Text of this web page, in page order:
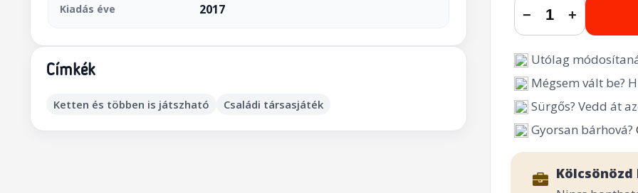
Kiadás éve 2017
Címkék
Ketten és többen is játszható Családi társasjáték
− +
Utólag
Mégsem vált be?
Sürgős? Vedd át
Gyorsan bárhová?
Kölcsönözd